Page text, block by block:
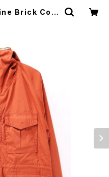
Brick Colo
vintage&cultu